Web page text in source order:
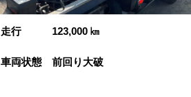
走行 123,000 ㎞
車両状態 前回り大破